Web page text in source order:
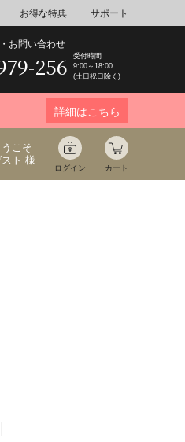
お得な特典 サポート
お問い合わせ
256
受付時間
9:00～18:00
(土日祝日除く)
詳細はこちら
うこそ
ト 様
ログイン カート